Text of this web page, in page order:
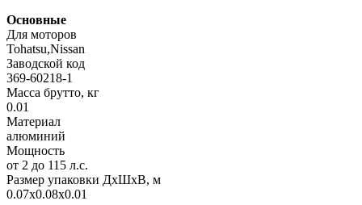
Основные
Для моторов
Tohatsu,Nissan
Заводской код
369-60218-1
Масса брутто, кг
0.01
Материал
алюминий
Мощность
от 2 до 115 л.с.
Размер упаковки ДхШхВ, м
0.07x0.08x0.01